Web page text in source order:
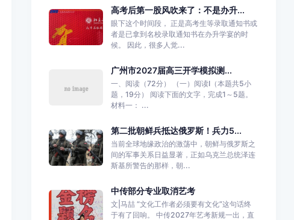
高考后第一股风吹来了：不是办升...
眼下这个时间段， 正是高考生等录取通知书或
者是已拿到名校录取通知书在办升学宴的时
候。 因此，很多人觉...
广州市2027届高三开学模拟测...
一、阅读（72分） （一）阅读I（本题共5小
题，19分） 阅读下面的文字，完成1～5题。
材料一： ...
第二批朝鲜兵抵达俄罗斯！兵力5...
当前全球地缘政治的激荡中，朝鲜与俄罗斯之
间的军事关系日益显著，正如乌克兰总统泽连
斯基所警告的那样，朝...
中传部分专业取消艺考
文|马喆 “文化工作者必须要有文化”这句话终
于有了回响。 中传2027年艺考新规一出，直